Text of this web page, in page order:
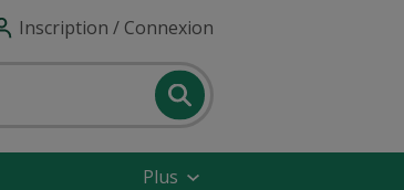
Inscription / Connexion
Plus